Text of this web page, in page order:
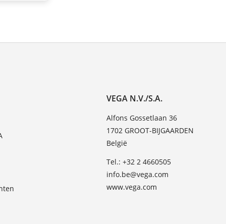
VEGA N.V./S.A.
Alfons Gossetlaan 36
1702 GROOT-BIJGAARDEN
België
Tel.: +32 2 4660505
info.be@vega.com
www.vega.com